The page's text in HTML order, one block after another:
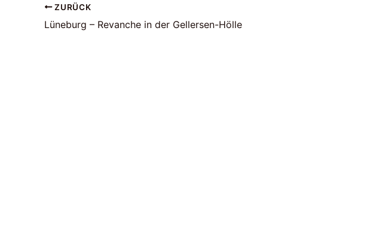
ZURÜCK
Lüneburg – Revanche in der Gellersen-Hölle